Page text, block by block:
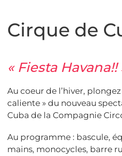
Cirque de
« Fiesta Havana!!
Au coeur de l’hiver,
caliente » du nouveau
Cuba de la Compagnie
Au programme : bascule,
mains, monocycles, barre